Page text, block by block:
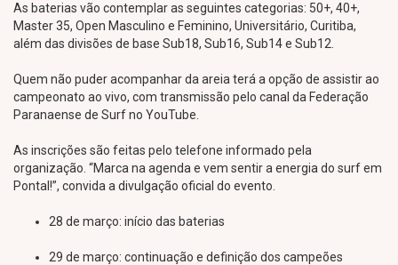
As baterias vão contemplar as seguintes categorias: 50+, 40+,
Master 35, Open Masculino e Feminino, Universitário, Curitiba,
além das divisões de base Sub18, Sub16, Sub14 e Sub12.
Quem não puder acompanhar da areia terá a opção de assistir ao
campeonato ao vivo, com transmissão pelo canal da Federação
Paranaense de Surf no YouTube.
As inscrições são feitas pelo telefone informado pela
organização. “Marca na agenda e vem sentir a energia do surf em
Pontal!”, convida a divulgação oficial do evento.
28 de março: início das baterias
29 de março: continuação e definição dos campeões